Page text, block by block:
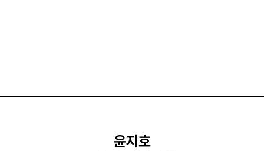
윤지호